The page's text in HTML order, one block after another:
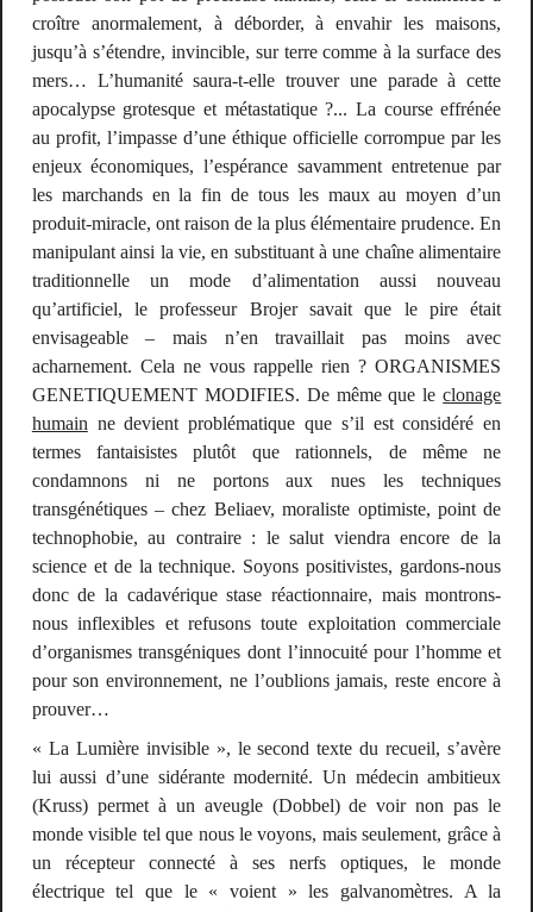
croître anormalement, à déborder, à envahir les maisons,
jusqu’à s’étendre, invincible, sur terre comme à la surface des
mers… L’humanité saura-t-elle trouver une parade à cette
apocalypse grotesque et métastatique ?... La course effrénée
au profit, l’impasse d’une éthique officielle corrompue par les
enjeux économiques, l’espérance savamment entretenue par
les marchands en la fin de tous les maux au moyen d’un
produit-miracle, ont raison de la plus élémentaire prudence. En
manipulant ainsi la vie, en substituant à une chaîne alimentaire
traditionnelle un mode d’alimentation aussi nouveau
qu’artificiel, le professeur Brojer savait que le pire était
envisageable – mais n’en travaillait pas moins avec
acharnement. Cela ne vous rappelle rien ? ORGANISMES
GENETIQUEMENT MODIFIES. De même que le clonage
humain ne devient problématique que s’il est considéré en
termes fantaisistes plutôt que rationnels, de même ne
condamnons ni ne portons aux nues les techniques
transgénétiques – chez Beliaev, moraliste optimiste, point de
technophobie, au contraire : le salut viendra encore de la
science et de la technique. Soyons positivistes, gardons-nous
donc de la cadavérique stase réactionnaire, mais montrons-
nous inflexibles et refusons toute exploitation commerciale
d’organismes transgéniques dont l’innocuité pour l’homme et
pour son environnement, ne l’oublions jamais, reste encore à
prouver…
« La Lumière invisible », le second texte du recueil, s’avère
lui aussi d’une sidérante modernité. Un médecin ambitieux
(Kruss) permet à un aveugle (Dobbel) de voir non pas le
monde visible tel que nous le voyons, mais seulement, grâce à
un récepteur connecté à ses nerfs optiques, lemonde
électriquetel que le « voient » les galvanomètres. A la